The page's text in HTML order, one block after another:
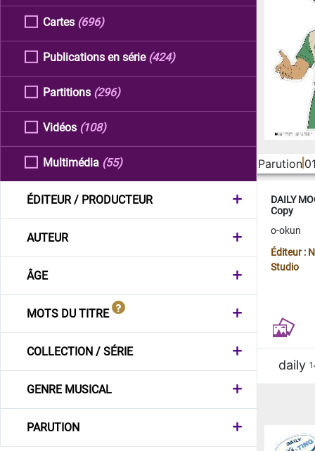
Cartes (696)
Publications en série (424)
Partitions (296)
Vidéos (108)
Multimédia (55)
ÉDITEUR / PRODUCTEUR
AUTEUR
ÂGE
MOTS DU TITRE
COLLECTION / SÉRIE
GENRE MUSICAL
PARUTION
Parution
DAILY
Copy
o-okun
Éditeur :
Studio
daily